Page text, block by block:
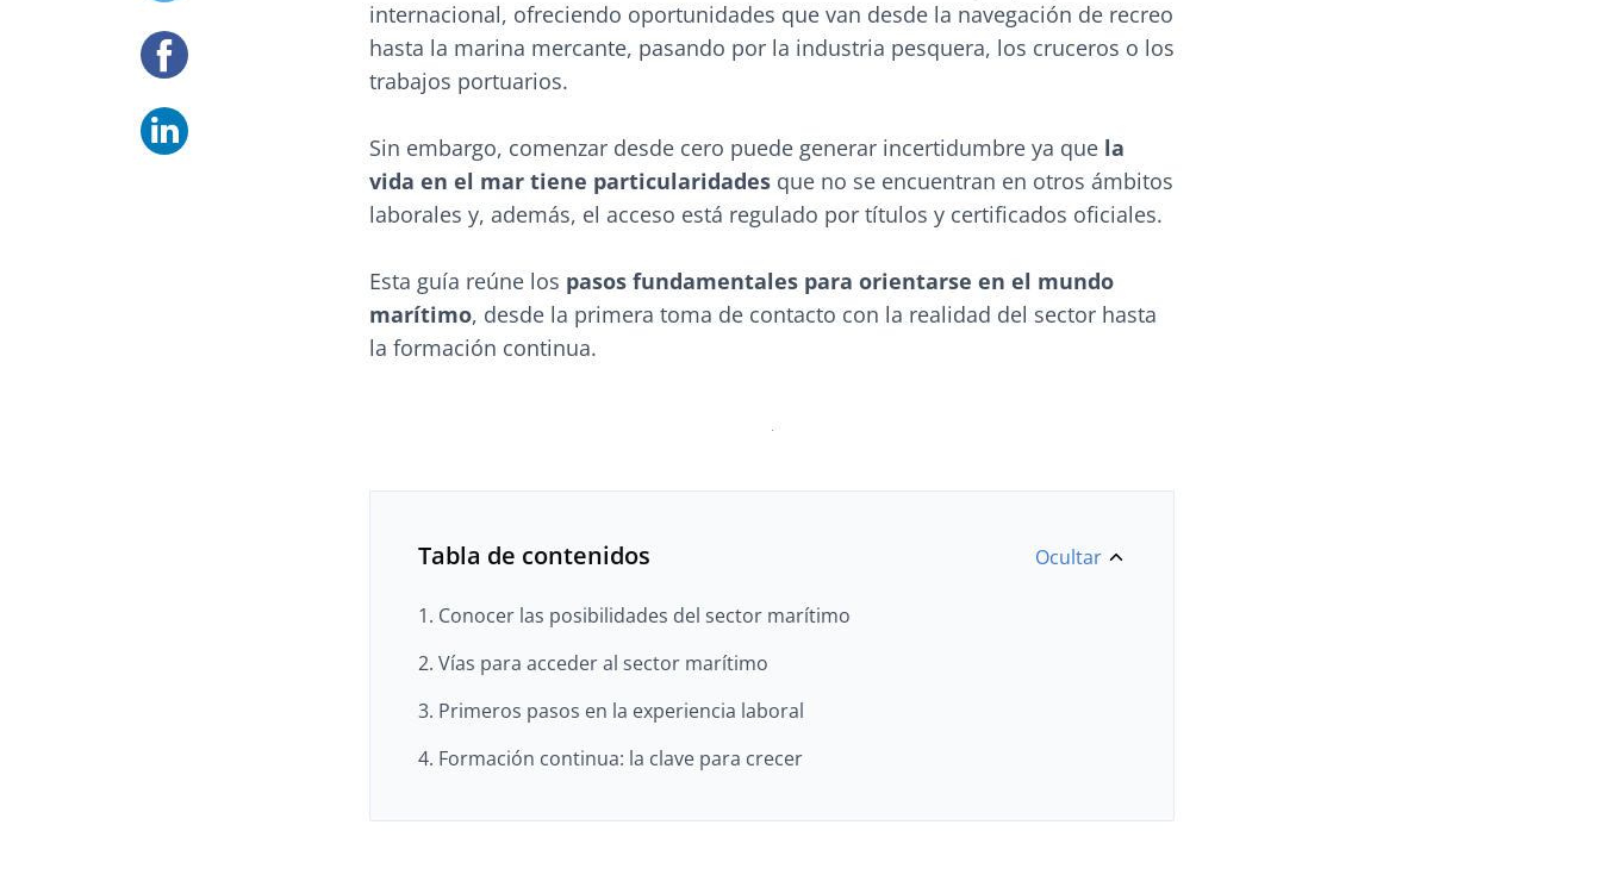
internacional, ofreciendo oportunidades que van desde la navegación de recreo
hasta la marina mercante, pasando por la industria pesquera, los cruceros o los
trabajos portuarios.
Sin embargo, comenzar desde cero puede generar incertidumbre ya que la
vida en el mar tiene particularidades que no se encuentran en otros ámbitos
laborales y, además, el acceso está regulado por títulos y certificados oficiales.
Esta guía reúne los pasos fundamentales para orientarse en el mundo
marítimo, desde la primera toma de contacto con la realidad del sector hasta
la formación continua.
Tabla de contenidos Ocultar
1. Conocer las posibilidades del sector marítimo
2. Vías para acceder al sector marítimo
3. Primeros pasos en la experiencia laboral
4. Formación continua: la clave para crecer